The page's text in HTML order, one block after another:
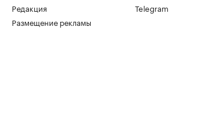
Редакция
Размещение рекламы
Telegram